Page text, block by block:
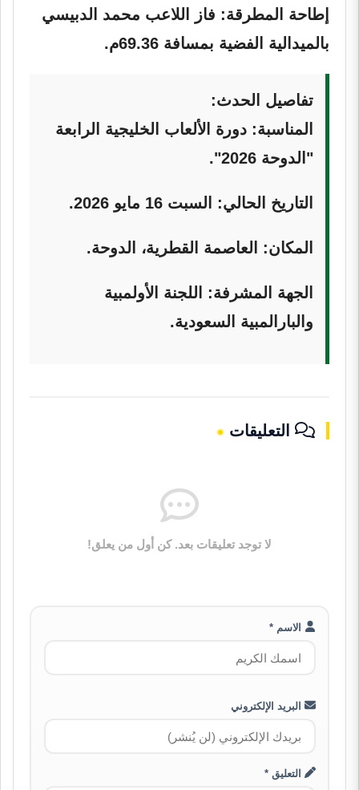
إطاحة المطرقة: فاز اللاعب محمد الدبيسي
بالميدالية الفضية بمسافة 69.36م.
تفاصيل الحدث:
المناسبة: دورة الألعاب الخليجية الرابعة
"الدوحة 2026".
التاريخ الحالي: السبت 16 مايو 2026.
المكان: العاصمة القطرية، الدوحة.
الجهة المشرفة: اللجنة الأولمبية
والبارالمبية السعودية.
التعليقات
لا توجد تعليقات بعد. كن أول من يعلق!
الاسم *
البريد الإلكتروني
التعليق *